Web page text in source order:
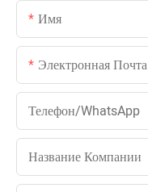
Имя
Электронная Почта
Телефон/WhatsApp
Название Компании